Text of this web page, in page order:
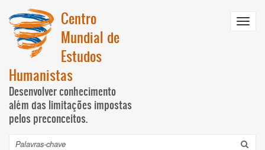
para
conteúdo
principal
Centro
Mundial de
Estudos
Humanistas
Desenvolver conhecimento
além das limitações impostas
pelos preconceitos.
Pesquisar